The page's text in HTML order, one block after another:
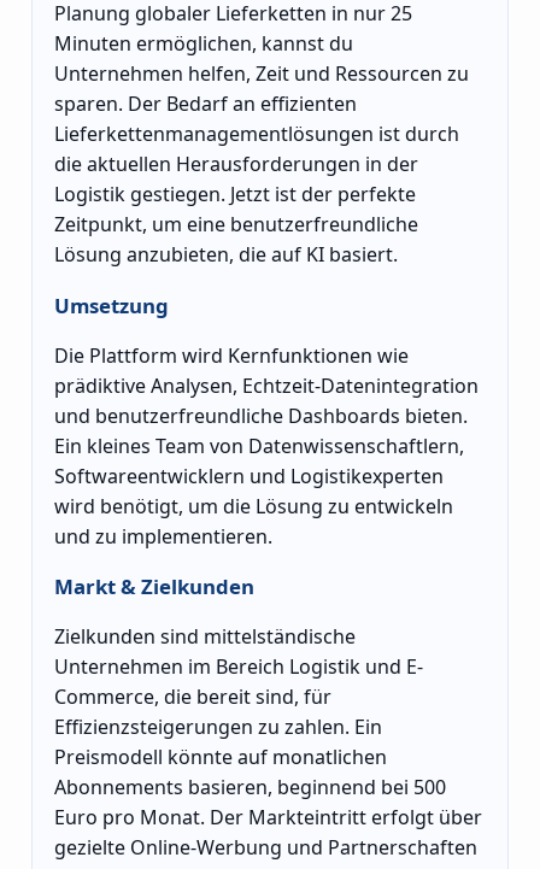
Planung globaler Lieferketten in nur 25
Minuten ermöglichen, kannst du
Unternehmen helfen, Zeit und Ressourcen zu
sparen. Der Bedarf an effizienten
Lieferkettenmanagementlösungen ist durch
die aktuellen Herausforderungen in der
Logistik gestiegen. Jetzt ist der perfekte
Zeitpunkt, um eine benutzerfreundliche
Lösung anzubieten, die auf KI basiert.
Umsetzung
Die Plattform wird Kernfunktionen wie
prädiktive Analysen, Echtzeit-Datenintegration
und benutzerfreundliche Dashboards bieten.
Ein kleines Team von Datenwissenschaftlern,
Softwareentwicklern und Logistikexperten
wird benötigt, um die Lösung zu entwickeln
und zu implementieren.
Markt & Zielkunden
Zielkunden sind mittelständische
Unternehmen im Bereich Logistik und E-
Commerce, die bereit sind, für
Effizienzsteigerungen zu zahlen. Ein
Preismodell könnte auf monatlichen
Abonnements basieren, beginnend bei 500
Euro pro Monat. Der Markteintritt erfolgt über
gezielte Online-Werbung und Partnerschaften